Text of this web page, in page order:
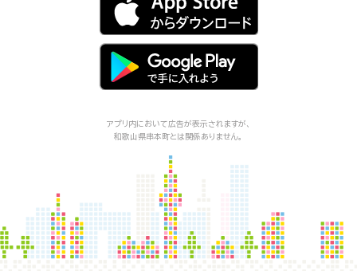
アプリ内において広告が表示されますが、
和歌山県串本町とは関係ありません。